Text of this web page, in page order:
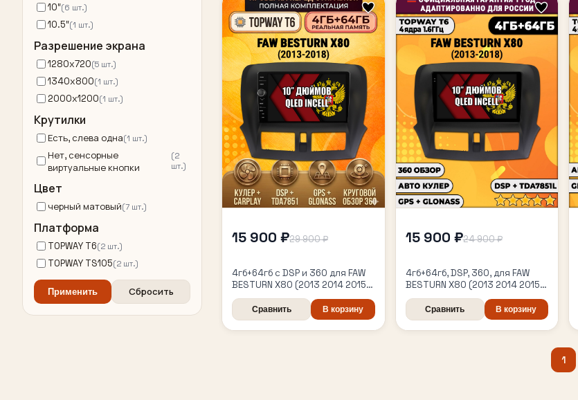
10″(6 шт.)
10.5″(1 шт.)
Разрешение экрана
1280x720(5 шт.)
1340x800(1 шт.)
2000x1200(1 шт.)
Крутилки
Есть, слева одна(1 шт.)
Нет, сенсорные
виртуальные кнопки
(2
шт.)
Цвет
черный матовый(7 шт.)
Платформа
TOPWAY T6(2 шт.)
TOPWAY TS105(2 шт.)
Применить Сбросить
15 900 ₽29 900 ₽
4гб+64гб с DSP и 360 для FAW
BESTURN X80 (2013 2014 2015
2016 2017 2018), Android
магнитола
Сравнить В корзину
15 900 ₽24 900 ₽
4гб+64гб, DSP, 360, для FAW
BESTURN X80 (2013 2014 2015
2016 2017 2018), Android
магнитола с усилителем
TDA7851 без слота сим
Сравнить В корзину
1